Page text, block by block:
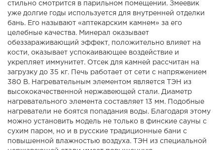
стильно смотрится в парильном помещении. Змеевик
уже долгие годы используется для внутренней отделки
бань. Его называют «аптекарским камнем» за его
целебные качества. Минерал оказывает
обеззараживающий эффект, положительно влияет на
кости, оказывает успокаивающее воздействие и
укрепляет иммунитет. Отсек для камней рассчитан на
загрузку до 35 кг. Печь работает от сети с напряжением
380 В. Нагревательным элементом является ТЭН из
высококачественной нержавеющей стали. Диаметр
нагревательного элемента составляет 13 мм. Подобные
нагреватели не боятся попадания воды. Благодаря этому
можно установить модель не только в финские сауны с
сухим паром, но и в русские традиционные бани с
повышенной влажностью воздуха. ТЭН из специальной